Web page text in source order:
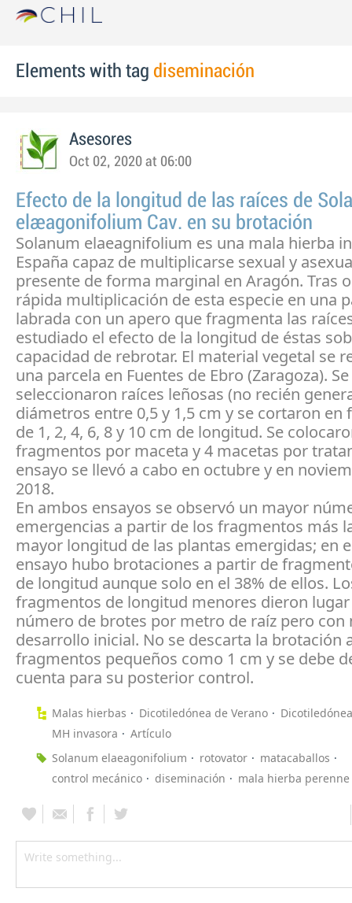
Elements with tag diseminación
Asesores
Oct 02, 2020 at 06:00
Efecto de la longitud de las raíces de
elaeagonifolium Cav. en su brotación
Solanum elaeagnifolium es una mala hierba
España capaz de multiplicarse sexual y
presente de forma marginal en Aragón. Tras
rápida multiplicación de esta especie en una
labrada con un apero que fragmenta las
estudiado el efecto de la longitud de éstas
capacidad de rebrotar. El material vegetal se
una parcela en Fuentes de Ebro (Zaragoza). Se
seleccionaron raíces leñosas (no recién
diámetros entre 0,5 y 1,5 cm y se cortaron en
de 1, 2, 4, 6, 8 y 10 cm de longitud. Se
fragmentos por maceta y 4 macetas por
ensayo se llevó a cabo en octubre y en
2018.
En ambos ensayos se observó un mayor
emergencias a partir de los fragmentos más
mayor longitud de las plantas emergidas; en
ensayo hubo brotaciones a partir de
de longitud aunque solo en el 38% de ellos.
fragmentos de longitud menores dieron
número de brotes por metro de raíz pero con
desarrollo inicial. No se descarta la brotación
fragmentos pequeños como 1 cm y se debe
cuenta para su posterior control.
Malas hierbas Dicotiledónea de Verano
MH invasora
Artículo
Solanum elaeagonifolium
rotovator
matacaballos
control mecánico
diseminación mala hierba perenne